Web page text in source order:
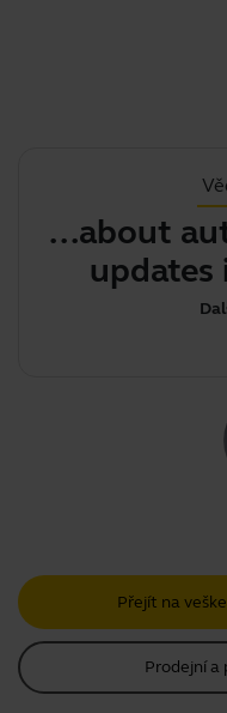
...about
updates
Přejít na
Prodejní